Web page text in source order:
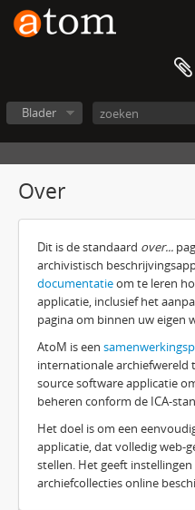
Blader
Over
Dit is de standaard over...
archivistisch
documentatieom te leren
applicatie, inclusief het
pagina om binnen uw eigen
AtoM is een
internationale archiefwereld
source software applicatie
beheren conform de ICA-
Het doel is om een
applicatie, dat volledig web-
stellen. Het geeft
archiefcollecties online